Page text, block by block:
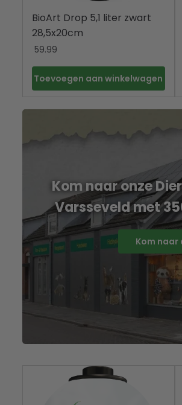
BioArt Drop 5,1 liter zwart
28,5x20cm
59.99
Toevoegen aan winkelwagen
Kom naar onze
Varsseveld met
Kom naar